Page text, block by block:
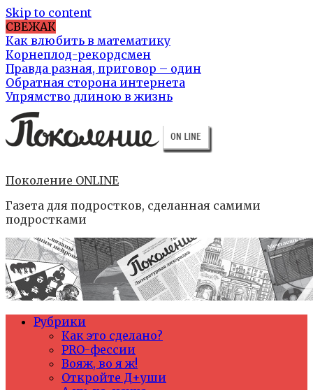
Skip to content
СВЕЖАК
Как влюбить в математику
Корнеплод-рекордсмен
Правда разная, приговор – один
Обратная сторона интернета
Упрямство длиною в жизнь
Поколение ONLINE
Газета для подростков, сделанная самими
подростками
Рубрики
Как это сделано?
PRO-фессии
Вояж, во я ж!
Откройте Д+уши